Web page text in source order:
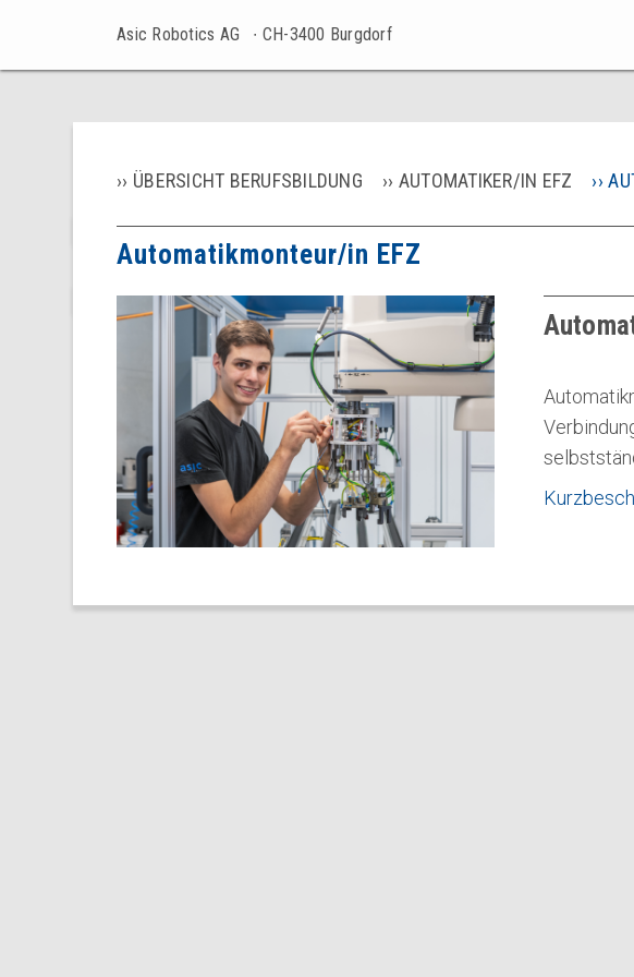
Asic Robotics AG ∙ CH-3400 Burgdorf
ÜBERSICHT BERUFSBILDUNG AUTOMATIKER/IN EFZ
Automatikmonteur/in EFZ